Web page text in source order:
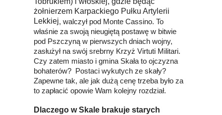
żołnierzem Karpackiego Pułku Artylerii
Lekkiej, walczył pod Monte Cassino. To
właśnie za swoją nieugiętą postawę w bitwie
pod Pszczyną w pierwszych dniach wojny,
zasłużył na swój srebrny Krzyż Virtuti Militari.
Czy zatem miasto i gmina Skała to ojczyzna
bohaterów? Postaci wykutych ze skały?
Zapewne tak, ale jak dużą cenę trzeba było za
to zapłacić opowie Wam kolejny rozdział.
Dlaczego w Skale brakuje starych